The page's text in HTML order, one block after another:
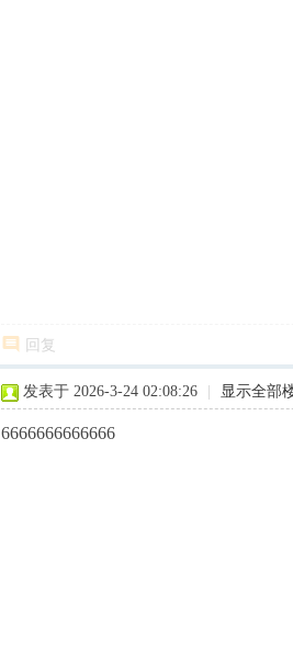
回复
发表于 2026-3-24 02:08:26 显示全部
6666666666666